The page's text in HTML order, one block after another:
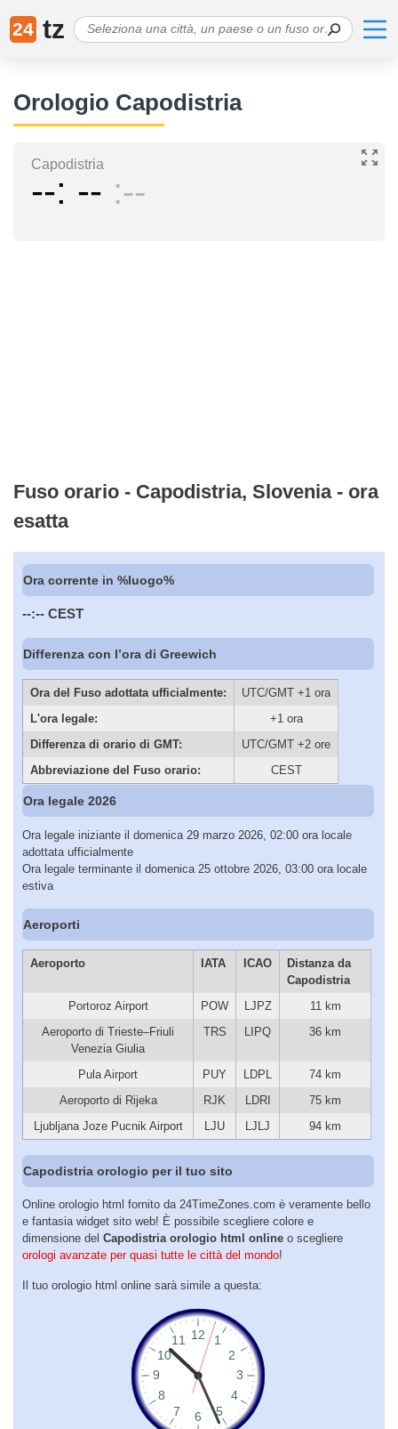
24 tz
Orologio Capodistria
Capodistria
-- -- --
Fuso orario - Capodistria, Slovenia - ora
esatta
Ora corrente in %luogo%
--:-- CEST
Differenza con l’ora di Greewich
Ora del Fuso adottata ufficialmente:
UTC/GMT +1 ora
L'ora legale:
+1 ora
Differenza di orario di GMT:
UTC/GMT +2 ore
Abbreviazione del Fuso orario:
CEST
Ora legale 2026
Ora legale iniziante il domenica 29 marzo 2026, 02:00 ora locale
adottata ufficialmente
Ora legale terminante il domenica 25 ottobre 2026, 03:00 ora locale
estiva
Aeroporti
Aeroporto IATA ICAO
Distanza da
Capodistria
Portoroz Airport
POW LJPZ
11 km
Aeroporto di Trieste–Friuli
Venezia Giulia
TRS LIPQ 36 km
Pula Airport PUY LDPL
74 km
Aeroporto di Rijeka
RJK LDRI
75 km
Ljubljana Joze Pucnik Airport
LJU LJLJ 94 km
Capodistria orologio per il tuo sito
Online orologio html fornito da 24TimeZones.com è veramente bello
e fantasia widget sito web! È possibile scegliere colore e
dimensione del Capodistria orologio html online o scegliere
orologi avanzate per quasi tutte le città del mondo!
Il tuo orologio html online sarà simile a questa: